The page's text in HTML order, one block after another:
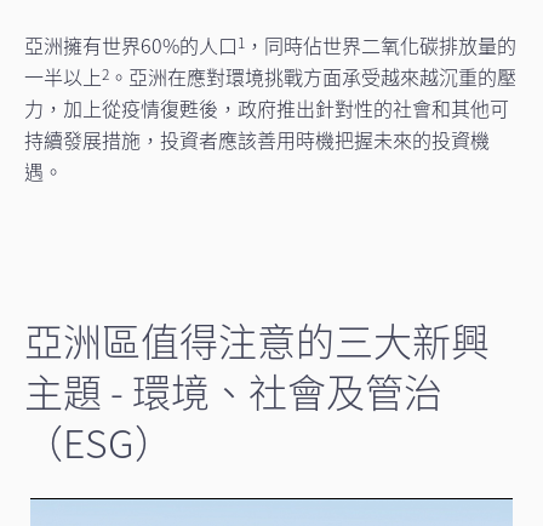
亞洲擁有世界60%的人口1 ，同時佔世界二氧化碳排放量的
一半以上2 。亞洲在應對環境挑戰方面承受越來越沉重的壓
力，加上從疫情復甦後，政府推出針對性的社會和其他可
持續發展措施，投資者應該善用時機把握未來的投資機
遇。
亞洲區值得注意的三大新興
主題 - 環境、社會及管治
（ESG）